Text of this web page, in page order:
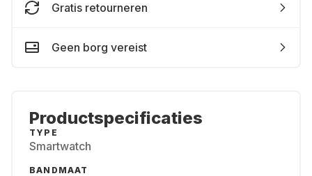
Gratis retourneren
Geen borg vereist
Productspecificaties
TYPE
Smartwatch
BANDMAAT